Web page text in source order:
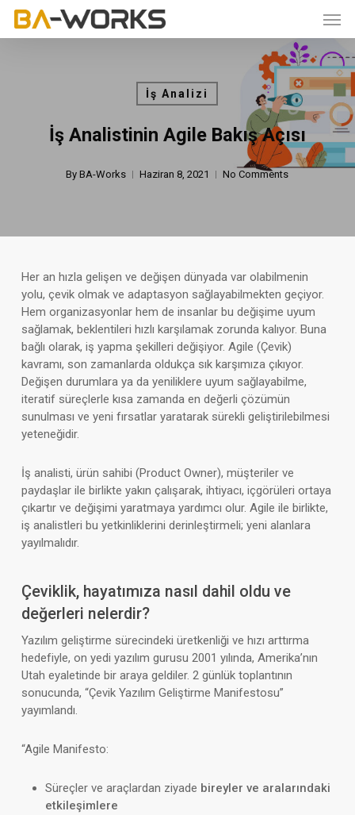
Skip
main
İş Analizi
İş Analistinin Agile Bakış Açısı
By BA-Works Haziran 8, 2021 No Comments
Her an hızla gelişen ve değişen dünyada var olabilmenin
yolu, çevik olmak ve adaptasyon sağlayabilmekten geçiyor.
Hem organizasyonlar hem de insanlar bu değişime uyum
sağlamak, beklentileri hızlı karşılamak zorunda kalıyor. Buna
bağlı olarak, iş yapma şekilleri değişiyor. Agile (Çevik)
kavramı, son zamanlarda oldukça sık karşımıza çıkıyor.
Değişen durumlara ya da yeniliklere uyum sağlayabilme,
iteratif süreçlerle kısa zamanda en değerli çözümün
sunulması ve yeni fırsatlar yaratarak sürekli geliştirilebilmesi
yeteneğidir.
İş analisti, ürün sahibi (Product Owner), müşteriler ve
paydaşlar ile birlikte yakın çalışarak, ihtiyacı, içgörüleri ortaya
çıkartır ve değişimi yaratmaya yardımcı olur. Agile ile birlikte,
iş analistleri bu yetkinliklerini derinleştirmeli; yeni alanlara
yayılmalıdır.
Çeviklik, hayatımıza nasıl dahil oldu ve
değerleri nelerdir?
Yazılım geliştirme sürecindeki üretkenliği ve hızı arttırma
hedefiyle, on yedi yazılım gurusu 2001 yılında, Amerika’nın
Utah eyaletinde bir araya geldiler. 2 günlük toplantının
sonucunda, “Çevik Yazılım Geliştirme Manifestosu”
yayımlandı.
“Agile Manifesto:
Süreçler ve araçlardan ziyade bireyler ve aralarındaki
etkileşimlere